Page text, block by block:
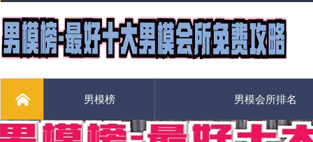
男模榜 男模会所排名